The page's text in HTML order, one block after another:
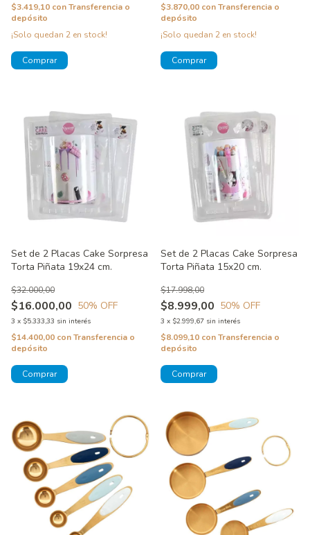
$3.419,10 conTransferencia o
depósito
¡Solo quedan 2 en stock!
$3.870,00 conTransferencia o
depósito
¡Solo quedan 2 en stock!
Set de 2 Placas Cake Sorpresa
Torta Piñata 19x24 cm.
$16.000,00
$32.000,00
50% OFF
3 x $5.333,33 sin interés
$14.400,00 conTransferencia o
depósito
Set de 2 Placas Cake Sorpresa
Torta Piñata 15x20 cm.
$8.999,00
$17.998,00
50% OFF
3 x $2.999,67 sin interés
$8.099,10 conTransferencia o
depósito